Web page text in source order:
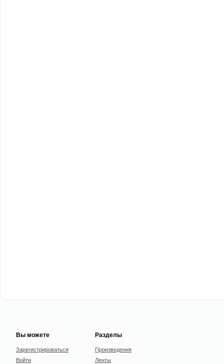
Вы можете
Зарегистрироваться
Войти
Разделы
Произведения
Ленты